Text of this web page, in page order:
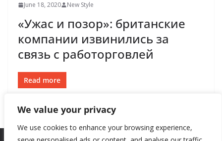
We value your privacy
We use cookies to enhance your browsing experience,
June 18, 2020 New Style
«Ужас и позор»: британские
компании извинились за
связь с работорговлей
Read more